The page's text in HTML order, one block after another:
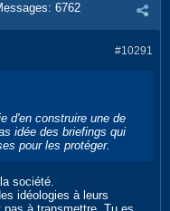
6762
#10291
d'en construire une de
idée des briefings qui
pour les protéger.
société.
idéologies à leurs